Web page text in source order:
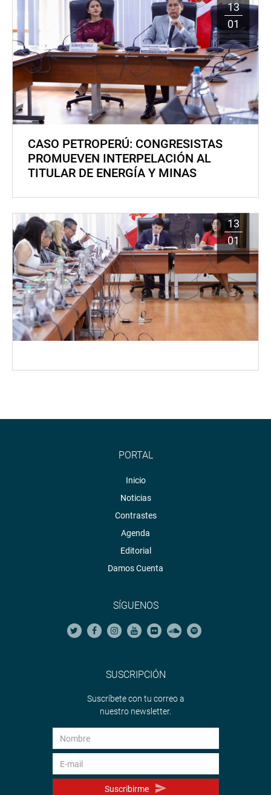
13
01
CASO PETROPERÚ: CONGRESISTAS
PROMUEVEN INTERPELACIÓN AL
TITULAR DE ENERGÍA Y MINAS
13
01
PORTAL
Inicio
Noticias
Contrastes
Agenda
Editorial
Damos Cuenta
SÍGUENOS
SUSCRIPCIÓN
Suscríbete con tu correo a
nuestro newsletter.
Suscribirme